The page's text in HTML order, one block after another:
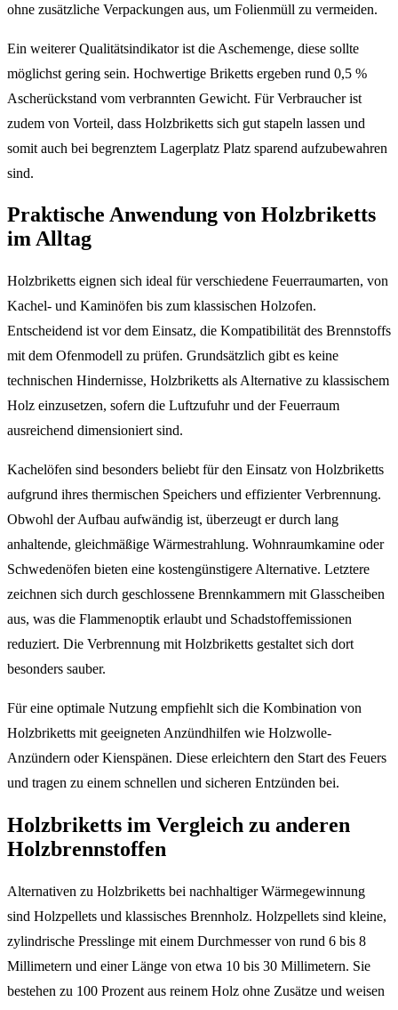
ohne zusätzliche Verpackungen aus, um Folienmüll zu vermeiden.
Ein weiterer Qualitätsindikator ist die Aschemenge, diese sollte
möglichst gering sein. Hochwertige Briketts ergeben rund 0,5 %
Ascherückstand vom verbrannten Gewicht. Für Verbraucher ist
zudem von Vorteil, dass Holzbriketts sich gut stapeln lassen und
somit auch bei begrenztem Lagerplatz Platz sparend aufzubewahren
sind.
Praktische Anwendung von Holzbriketts
im Alltag
Holzbriketts eignen sich ideal für verschiedene Feuerraumarten, von
Kachel- und Kaminöfen bis zum klassischen Holzofen.
Entscheidend ist vor dem Einsatz, die Kompatibilität des Brennstoffs
mit dem Ofenmodell zu prüfen. Grundsätzlich gibt es keine
technischen Hindernisse, Holzbriketts als Alternative zu klassischem
Holz einzusetzen, sofern die Luftzufuhr und der Feuerraum
ausreichend dimensioniert sind.
Kachelöfen sind besonders beliebt für den Einsatz von Holzbriketts
aufgrund ihres thermischen Speichers und effizienter Verbrennung.
Obwohl der Aufbau aufwändig ist, überzeugt er durch lang
anhaltende, gleichmäßige Wärmestrahlung. Wohnraumkamine oder
Schwedenöfen bieten eine kostengünstigere Alternative. Letztere
zeichnen sich durch geschlossene Brennkammern mit Glasscheiben
aus, was die Flammenoptik erlaubt und Schadstoffemissionen
reduziert. Die Verbrennung mit Holzbriketts gestaltet sich dort
besonders sauber.
Für eine optimale Nutzung empfiehlt sich die Kombination von
Holzbriketts mit geeigneten Anzündhilfen wie Holzwolle-
Anzündern oder Kienspänen. Diese erleichtern den Start des Feuers
und tragen zu einem schnellen und sicheren Entzünden bei.
Holzbriketts im Vergleich zu anderen
Holzbrennstoffen
Alternativen zu Holzbriketts bei nachhaltiger Wärmegewinnung
sind Holzpellets und klassisches Brennholz. Holzpellets sind kleine,
zylindrische Presslinge mit einem Durchmesser von rund 6 bis 8
Millimetern und einer Länge von etwa 10 bis 30 Millimetern. Sie
bestehen zu 100 Prozent aus reinem Holz ohne Zusätze und weisen